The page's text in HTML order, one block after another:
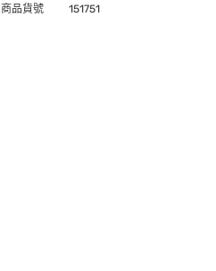
商品貨號 151751